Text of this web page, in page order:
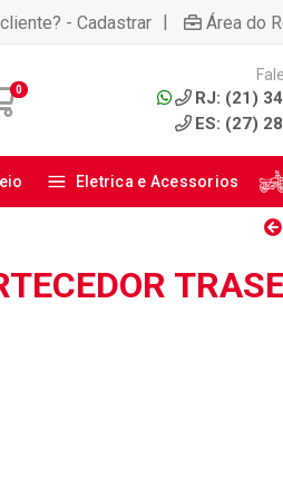
- Cadastrar | Área do
0
RJ: (21)
ES: (27)
Eletrica e Acessorios